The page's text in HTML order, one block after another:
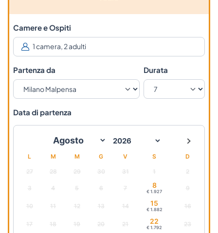
Camere e Ospiti
Partenza da Durata
Data di partenza
L M M G V S D
27 28 29 30 31 1 2
3 4 5 6 7 8
€ 1.927 9
10 11 12 13 14 15
€ 1.882 16
17 18 19 20 21 22
€ 1.792 23